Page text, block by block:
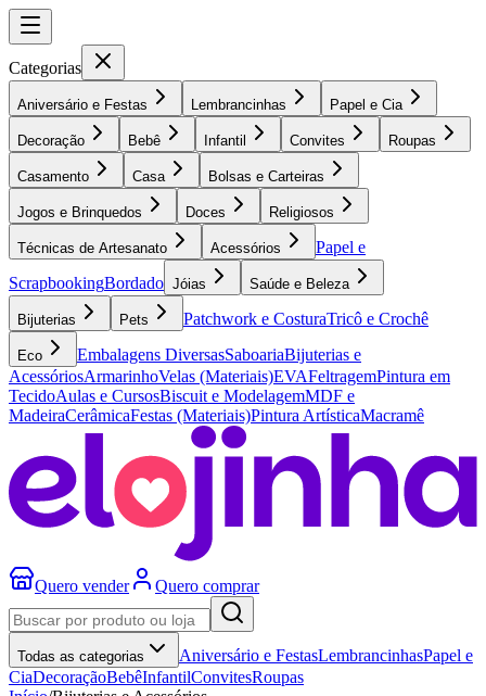
Categorias
Aniversário e Festas Lembrancinhas Papel e Cia
Decoração Bebê Infantil Convites Roupas
Casamento Casa Bolsas e Carteiras
Jogos e Brinquedos Doces Religiosos
Técnicas de Artesanato Acessórios
Papel e
ScrapbookingBordado Jóias Saúde e Beleza
Bijuterias Pets Patchwork e CosturaTricô e Crochê
Eco Embalagens DiversasSaboariaBijuterias e
AcessóriosArmarinhoVelas (Materiais)EVAFeltragemPintura em
TecidoAulas e CursosBiscuit e ModelagemMDF e
MadeiraCerâmicaFestas (Materiais)Pintura ArtísticaMacramê
Quero vender Quero comprar
Todas as categorias Aniversário e FestasLembrancinhasPapel e
CiaDecoraçãoBebêInfantilConvitesRoupas